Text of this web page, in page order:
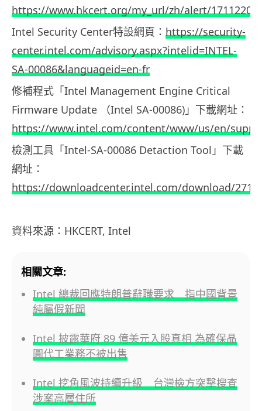
https://www.hkcert.org/my_url/zh/alert/17112201
Intel Security Center特設網頁： https://security-
center.intel.com/advisory.aspx?intelid=INTEL-
SA-00086&languageid=en-fr
修補程式「Intel Management Engine Critical
Firmware Update （Intel SA-00086)」下載網址：
https://www.intel.com/content/www/us/en/
檢測工具「Intel-SA-00086 Detaction Tool」下載
網址：
https://downloadcenter.intel.com/download/
資料來源：HKCERT, Intel
相關文章:
Intel 總裁回應特朗普辭職要求 指中國背景
純屬假新聞
Intel 披露華府 89 億美元入股真相 為確保晶
圓代工業務不被出售
Intel 挖角風波持續升級 台灣檢方突擊搜查
涉案高層住所